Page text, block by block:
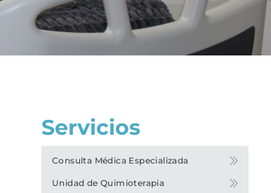
Servicios
Consulta Médica Especializada
Unidad de Quimioterapia